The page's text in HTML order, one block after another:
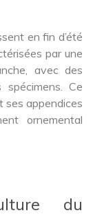
en fin d’été
par une
avec des
Ce
ses appendices
ornemental
du